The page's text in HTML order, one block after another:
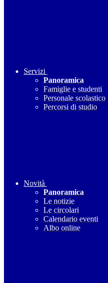
Servizi
Panoramica
Famiglie e studenti
Personale scolastico
Percorsi di studio
Novità
Panoramica
Le notizie
Le circolari
Calendario eventi
Albo online